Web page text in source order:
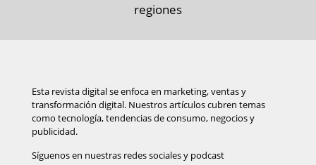
regiones
Esta revista digital se enfoca en marketing, ventas y
transformación digital. Nuestros artículos cubren temas
como tecnología, tendencias de consumo, negocios y
publicidad.
Síguenos en nuestras redes sociales y podcast